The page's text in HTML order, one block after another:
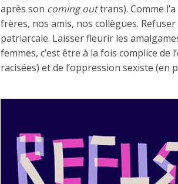
après son coming outtrans). Comme
frères, nos amis, nos collègues.
patriarcale. Laisser fleurir les
femmes, c’est être à la fois complice
racisées) et de l’oppression sexiste